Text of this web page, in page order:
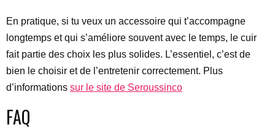
En pratique, si tu veux un accessoire qui t’accompagne
longtemps et qui s’améliore souvent avec le temps, le cuir
fait partie des choix les plus solides. L’essentiel, c’est de
bien le choisir et de l’entretenir correctement. Plus
d’informations sur le site de Seroussinco
FAQ